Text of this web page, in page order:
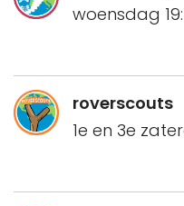
woensdag
roverscouts
1e en 3e